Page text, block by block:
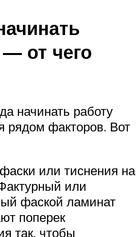
от чего
начинать работу
рядом факторов. Вот
или тиснения на
или
фаской ламинат
поперек
так, чтобы